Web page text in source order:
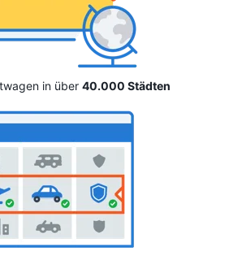
in über 40.000 Städten